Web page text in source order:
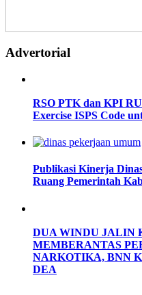
Advertorial
RSO PTK dan KPI
Exercise ISPS Code
Publikasi Kinerja
Ruang Pemerintah
DUA WINDU JALIN
MEMBERANTAS
NARKOTIKA, BNN
DEA